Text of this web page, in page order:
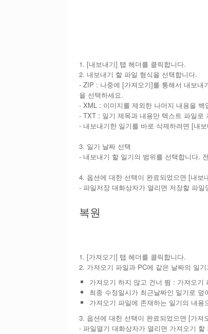
1. [내보내기] 탭 헤더를 클릭합니다.
2. 내보내기 할 파일 형식을 선택합니다.
- ZIP : 나중에 [가져오기]를 통해서 내보내
을 선택하세요.
- XML : 이미지를 제외한 나머지 내용을
- TXT : 일기 제목과 내용만 텍스트 파일로
- 내보내기한 일기를 바로 삭제하려면 [내
3. 일기 날짜 선택
- 내보내기 할 일기의 범위를 선택합니다.
4. 옵션에 대한 선택이 완료되었으면 [내보
- 파일저장 대화상자가 열리면 저장할 파
복원
1. [가져오기] 탭 헤더를 클릭합니다.
2. 가져오기 파일과 PC에 같은 날짜의 일
가져오기 하지 않고 건너 뜀 : 가져오
최종 수정일시가 최근날짜인 일기로
가져오기 파일에 존재하는 일기의 내
3. 옵션에 대한 선택이 완료되었으면 [가져
- 파일열기 대화상자가 열리면 가져오기